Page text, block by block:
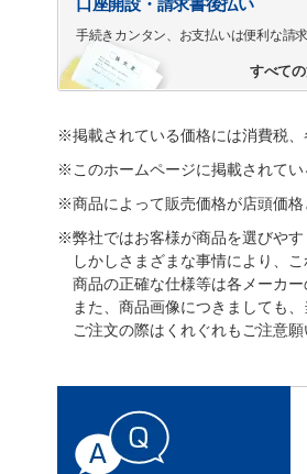
手続きカンタン、お支払いは便利な請
すべて
※掲載されている価格には消費税、
※このホームページに掲載されてい
※商品によって販売価格が店頭価格
※弊社ではお客様が商品を選びやす
しかしさまざまな事情により、
商品の正確な仕様等は各メーカ
また、商品画像につきましても
ご注文の際はくれぐれもご注意